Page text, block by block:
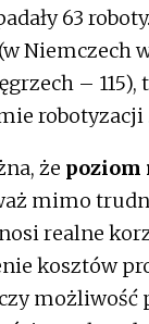
63
Niemczech
–
robotyzacji
że poziom
mimo
realne
kosztów
możliwość